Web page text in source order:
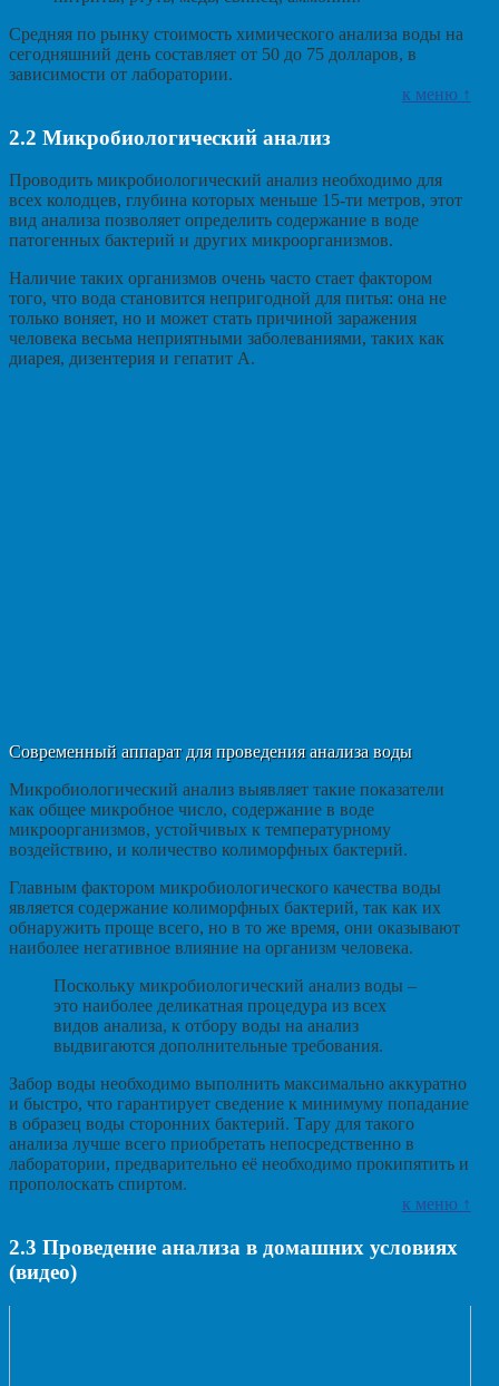
Средняя по рынку стоимость химического анализа воды на
сегодняшний день составляет от 50 до 75 долларов, в
зависимости от лаборатории.
к меню ↑
2.2 Микробиологический анализ
Проводить микробиологический анализ необходимо для
всех колодцев, глубина которых меньше 15-ти метров, этот
вид анализа позволяет определить содержание в воде
патогенных бактерий и других микроорганизмов.
Наличие таких организмов очень часто стает фактором
того, что вода становится непригодной для питья: она не
только воняет, но и может стать причиной заражения
человека весьма неприятными заболеваниями, таких как
диарея, дизентерия и гепатит А.
Современный аппарат для проведения анализа воды
Микробиологический анализ выявляет такие показатели
как общее микробное число, содержание в воде
микроорганизмов, устойчивых к температурному
воздействию, и количество колиморфных бактерий.
Главным фактором микробиологического качества воды
является содержание колиморфных бактерий, так как их
обнаружить проще всего, но в то же время, они оказывают
наиболее негативное влияние на организм человека.
Поскольку микробиологический анализ воды –
это наиболее деликатная процедура из всех
видов анализа, к отбору воды на анализ
выдвигаются дополнительные требования.
Забор воды необходимо выполнить максимально аккуратно
и быстро, что гарантирует сведение к минимуму попадание
в образец воды сторонних бактерий. Тару для такого
анализа лучше всего приобретать непосредственно в
лаборатории, предварительно её необходимо прокипятить и
прополоскать спиртом.
к меню ↑
2.3 Проведение анализа в домашних условиях
(видео)